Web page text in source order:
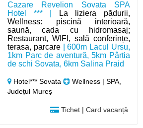
Cazare Revelion Sovata SPA
Hotel *** |
La liziera pădurii,
Wellness: piscină interioară,
saună, cada cu hidromasaj;
Restaurant, WIFI, sală conferințe,
terasa, parcare| 600m Lacul Ursu,
1km Parc de aventură, 5km Pârtia
de schi Sovata, 6km Salina Praid
Hotel*** Sovata
Wellness | SPA,
Județul Mureș
Tichet | Card vacanță